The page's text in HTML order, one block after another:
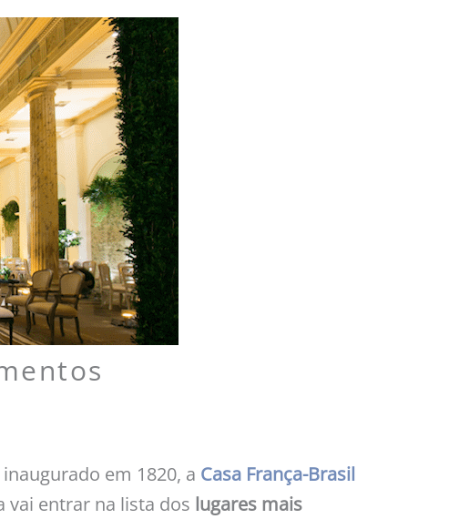
inaugurado em 1820, a Casa França-Brasil
vai entrar na lista dos lugares mais